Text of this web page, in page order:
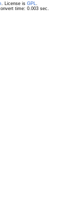
. License is GPL
time: 0.003 sec.